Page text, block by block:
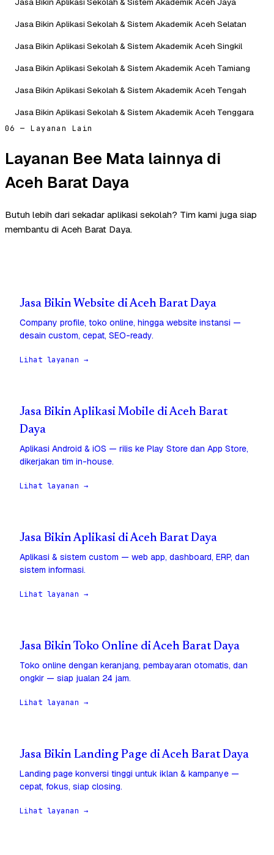
Jasa Bikin Aplikasi Sekolah & Sistem Akademik Aceh Selatan
Jasa Bikin Aplikasi Sekolah & Sistem Akademik Aceh Singkil
Jasa Bikin Aplikasi Sekolah & Sistem Akademik Aceh Tamiang
Jasa Bikin Aplikasi Sekolah & Sistem Akademik Aceh Tengah
Jasa Bikin Aplikasi Sekolah & Sistem Akademik Aceh Tenggara
06 — Layanan Lain
Layanan Bee Mata lainnya di
Aceh Barat Daya
Butuh lebih dari sekadar aplikasi sekolah? Tim kami juga siap
membantu di Aceh Barat Daya.
Jasa Bikin Website di Aceh Barat Daya
Company profile, toko online, hingga website instansi —
desain custom, cepat, SEO-ready.
Lihat layanan →
Jasa Bikin Aplikasi Mobile di Aceh Barat
Daya
Aplikasi Android & iOS — rilis ke Play Store dan App Store,
dikerjakan tim in-house.
Lihat layanan →
Jasa Bikin Aplikasi di Aceh Barat Daya
Aplikasi & sistem custom — web app, dashboard, ERP, dan
sistem informasi.
Lihat layanan →
Jasa Bikin Toko Online di Aceh Barat Daya
Toko online dengan keranjang, pembayaran otomatis, dan
ongkir — siap jualan 24 jam.
Lihat layanan →
Jasa Bikin Landing Page di Aceh Barat Daya
Landing page konversi tinggi untuk iklan & kampanye —
cepat, fokus, siap closing.
Lihat layanan →